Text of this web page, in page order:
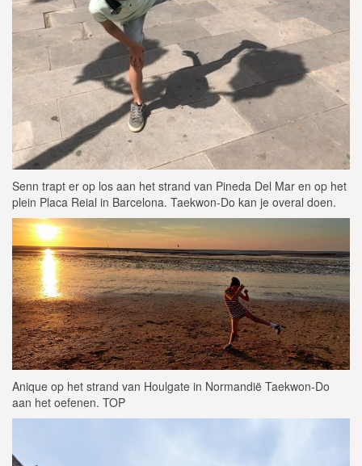
Senn trapt er op los aan het strand van Pineda Del Mar en op het
plein Placa Reial in Barcelona. Taekwon-Do kan je overal doen.
Anique op het strand van Houlgate in Normandië Taekwon-Do
aan het oefenen. TOP